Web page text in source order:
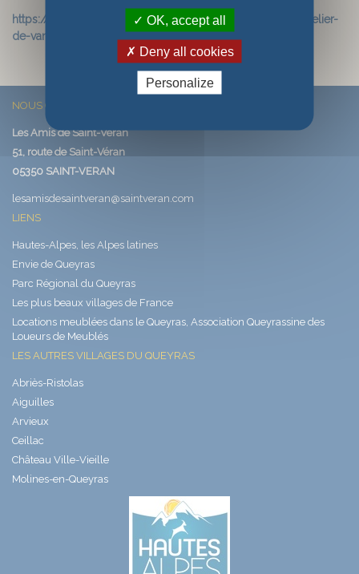
https://www.pnr-queyras.fr/visiter-le-parc/item/activite/atelier-
de-vannerie-au-musee-du-soum/
NOUS CONTACTER
Les Amis de Saint-Véran
51, route de Saint-Véran
05350 SAINT-VERAN
lesamisdesaintveran@saintveran.com
LIENS
Hautes-Alpes, les Alpes latines
Envie de Queyras
Parc Régional du Queyras
Les plus beaux villages de France
Locations meublées dans le Queyras, Association Queyrassine des
Loueurs de Meublés
LES AUTRES VILLAGES DU QUEYRAS
Abriès-Ristolas
Aiguilles
Arvieux
Ceillac
Château Ville-Vieille
Molines-en-Queyras
OK, accept all
Deny all cookies
Personalize